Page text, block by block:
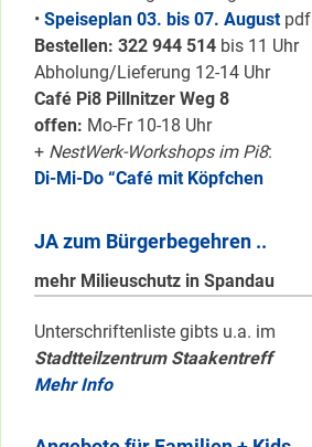
• Speiseplan 03. bis 07. August pdf
Bestellen: 322 944 514 bis 11 Uhr
Abholung/Lieferung 12-14 Uhr
Café Pi8 Pillnitzer Weg 8
offen: Mo-Fr 10-18 Uhr
+ NestWerk-Workshops im Pi8:
Di-Mi-Do “Café mit Köpfchen
JA zum Bürgerbegehren ..
mehr Milieuschutz in Spandau
Unterschriftenliste gibts u.a. im
Stadtteilzentrum Staakentreff
Mehr Info